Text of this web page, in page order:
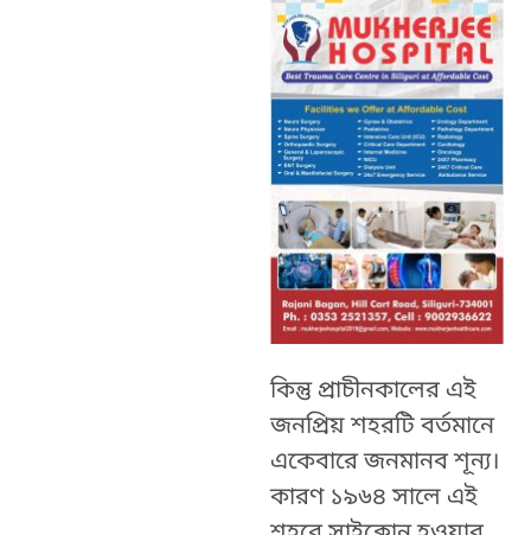
কিন্তু প্রাচীনকালের এই
জনপ্রিয় শহরটি বর্তমানে
একেবারে জনমানব শূন্য।
কারণ ১৯৬৪ সালে এই